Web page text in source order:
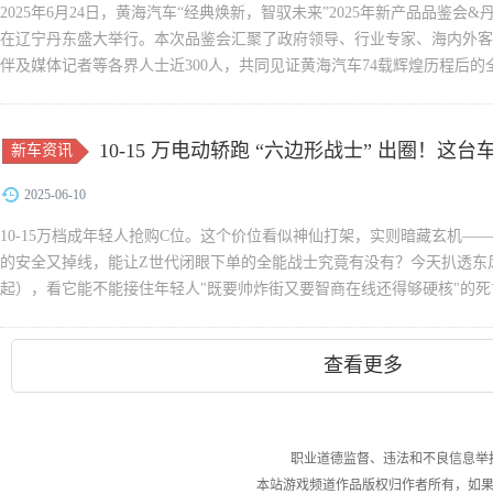
2025年6月24日，黄海汽车“经典焕新，智驭未来”2025年新产品品鉴会&
在辽宁丹东盛大举行。本次品鉴会汇聚了政府领导、行业专家、海内外
伴及媒体记者等各界人士近300人，共同见证黄海汽车74载辉煌历程后
新车资讯 10-15 万电动轿跑 “六边形战士” 出圈！这台
2025-06-10
10-15万档成年轻人抢购C位。这个价位看似神仙打架，实则暗藏玄机
的安全又掉线，能让Z世代闭眼下单的全能战士究竟有没有？今天扒透东
起），看它能不能接住年轻人"既要帅炸街又要智商在线还得够硬核"的
查看更多
职业道德监督、违法和不良信息举
本站游戏频道作品版权归作者所有，如